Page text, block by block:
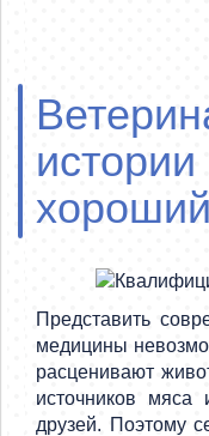
истории
Представить
медицины
расценивают
источников
друзей. Поэтому